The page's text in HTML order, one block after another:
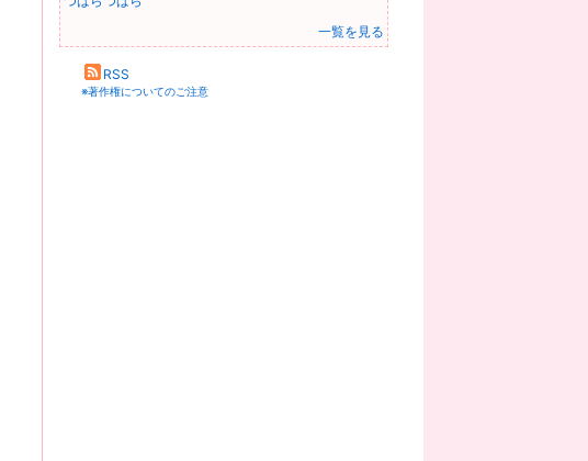
一覧を見る
RSS
※著作権についてのご注意